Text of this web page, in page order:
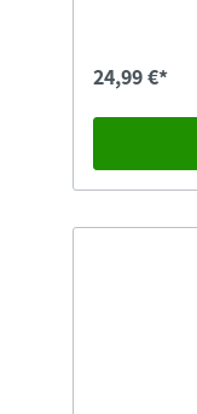
24,99 €*